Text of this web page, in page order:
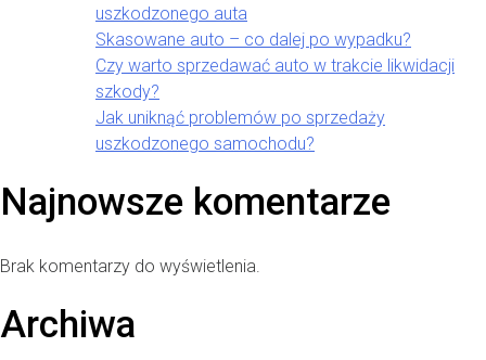
uszkodzonego auta
Skasowane auto – co dalej po wypadku?
Czy warto sprzedawać auto w trakcie likwidacji
szkody?
Jak uniknąć problemów po sprzedaży
uszkodzonego samochodu?
Najnowsze komentarze
Brak komentarzy do wyświetlenia.
Archiwa